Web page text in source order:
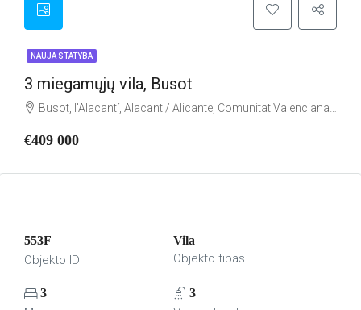
NAUJA STATYBA
3 miegamųjų vila, Busot
Busot, l'Alacantí, Alacant / Alicante, Comunitat Valenciana, España
€409 000
553F
Objekto ID
Vila
Objekto tipas
3 3